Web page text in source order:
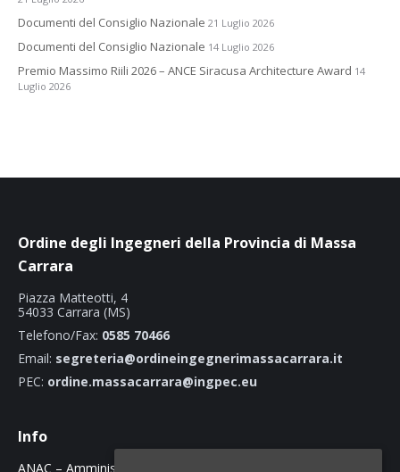
Documenti del Consiglio Nazionale 21 Luglio 2026
Documenti del Consiglio Nazionale 14 Luglio 2026
Premio Massimo Riili 2026 – ANCE Siracusa Architecture Award 14
Luglio 2026
Ordine degli Ingegneri della Provincia di Massa
Carrara
Piazza Matteotti, 4
54033 Carrara (MS)
Telefono/Fax: 0585 70466
Email: segreteria@ordineingegnerimassacarrara.it
PEC: ordine.massacarrara@ingpec.eu
Info
ANAC – Amministrazione Trasparente